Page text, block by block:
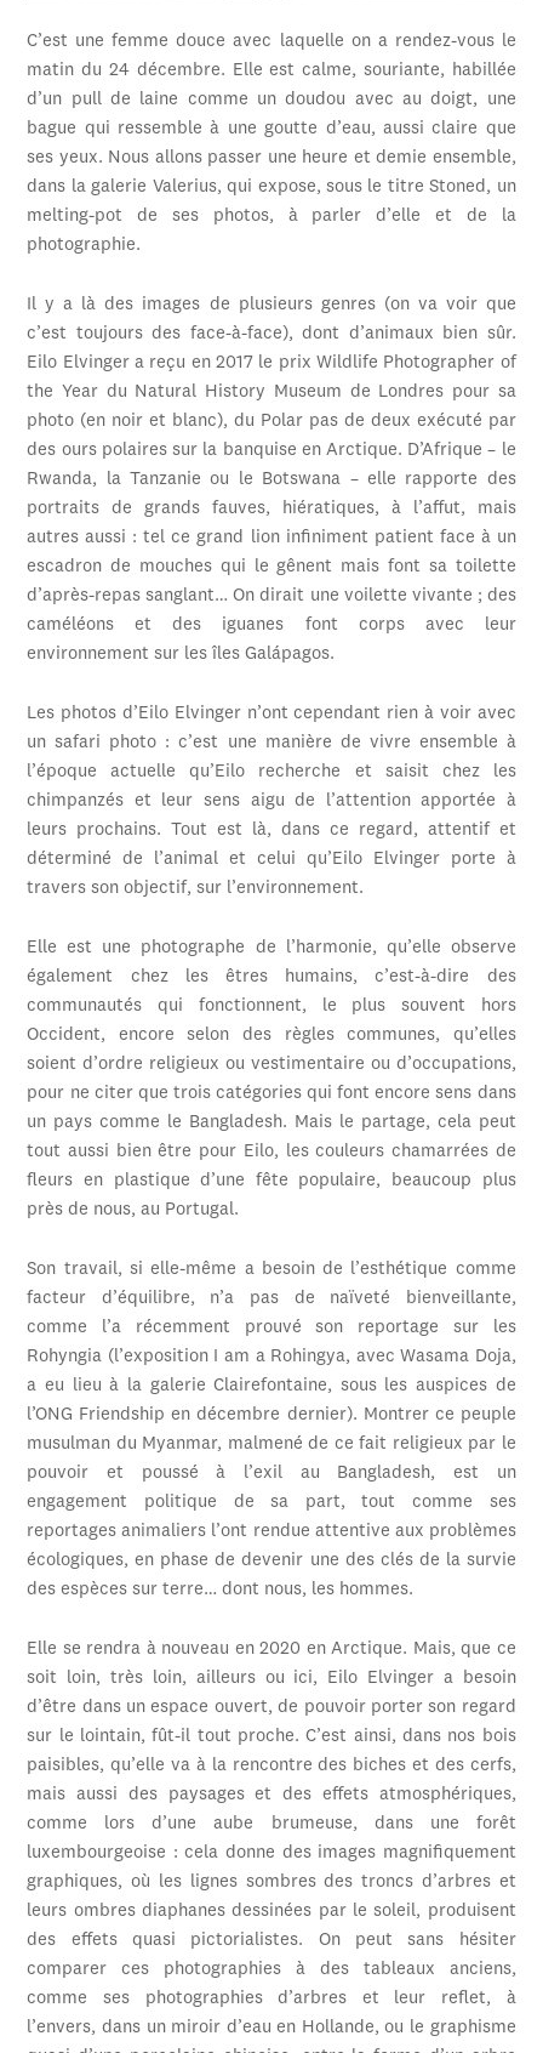
C’est une femme douce avec laquelle on a rendez-vous le
matin du 24 décembre. Elle est calme, souriante, habillée
d’un pull de laine comme un doudou avec au doigt, une
bague qui ressemble à une goutte d’eau, aussi claire que
ses yeux. Nous allons passer une heure et demie ensemble,
dans la galerie Valerius, qui expose, sous le titre Stoned, un
melting-pot de ses photos, à parler d’elle et de la
photographie.
Il y a là des images de plusieurs genres (on va voir que
c’est toujours des face-à-face), dont d’animaux bien sûr.
Eilo Elvinger a reçu en 2017 le prix Wildlife Photographer of
the Year du Natural History Museum de Londres pour sa
photo (en noir et blanc), du Polar pas de deux exécuté par
des ours polaires sur la banquise en Arctique. D’Afrique – le
Rwanda, la Tanzanie ou le Botswana – elle rapporte des
portraits de grands fauves, hiératiques, à l’affut, mais
autres aussi : tel ce grand lion infiniment patient face à un
escadron de mouches qui le gênent mais font sa toilette
d’après-repas sanglant… On dirait une voilette vivante ; des
caméléons et des iguanes font corps avec leur
environnement sur les îles Galápagos.
Les photos d’Eilo Elvinger n’ont cependant rien à voir avec
un safari photo : c’est une manière de vivre ensemble à
l’époque actuelle qu’Eilo recherche et saisit chez les
chimpanzés et leur sens aigu de l’attention apportée à
leurs prochains. Tout est là, dans ce regard, attentif et
déterminé de l’animal et celui qu’Eilo Elvinger porte à
travers son objectif, sur l’environnement.
Elle est une photographe de l’harmonie, qu’elle observe
également chez les êtres humains, c’est-à-dire des
communautés qui fonctionnent, le plus souvent hors
Occident, encore selon des règles communes, qu’elles
soient d’ordre religieux ou vestimentaire ou d’occupations,
pour ne citer que trois catégories qui font encore sens dans
un pays comme le Bangladesh. Mais le partage, cela peut
tout aussi bien être pour Eilo, les couleurs chamarrées de
fleurs en plastique d’une fête populaire, beaucoup plus
près de nous, au Portugal.
Son travail, si elle-même a besoin de l’esthétique comme
facteur d’équilibre, n’a pas de naïveté bienveillante,
comme l’a récemment prouvé son reportage sur les
Rohyngia (l’exposition I am a Rohingya, avec Wasama Doja,
a eu lieu à la galerie Clairefontaine, sous les auspices de
l’ONG Friendship en décembre dernier). Montrer ce peuple
musulman du Myanmar, malmené de ce fait religieux par le
pouvoir et poussé à l’exil au Bangladesh, est un
engagement politique de sa part, tout comme ses
reportages animaliers l’ont rendue attentive aux problèmes
écologiques, en phase de devenir une des clés de la survie
des espèces sur terre… dont nous, les hommes.
Elle se rendra à nouveau en 2020 en Arctique. Mais, que ce
soit loin, très loin, ailleurs ou ici, Eilo Elvinger a besoin
d’être dans un espace ouvert, de pouvoir porter son regard
sur le lointain, fût-il tout proche. C’est ainsi, dans nos bois
paisibles, qu’elle va à la rencontre des biches et des cerfs,
mais aussi des paysages et des effets atmosphériques,
comme lors d’une aube brumeuse, dans une forêt
luxembourgeoise : cela donne des images magnifiquement
graphiques, où les lignes sombres des troncs d’arbres et
leurs ombres diaphanes dessinées par le soleil, produisent
des effets quasi pictorialistes. On peut sans hésiter
comparer ces photographies à des tableaux anciens,
comme ses photographies d’arbres et leur reflet, à
l’envers, dans un miroir d’eau en Hollande, ou le graphisme